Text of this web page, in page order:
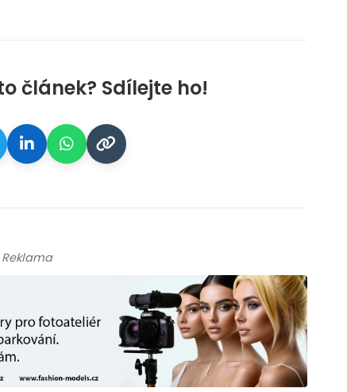
článek? Sdílejte ho!
Reklama